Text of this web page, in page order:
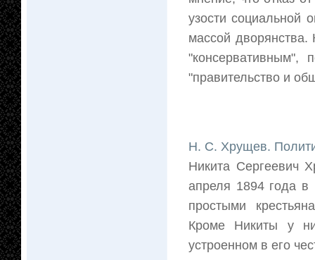
узости социальной
массой дворянства.
"консервативным",
"правительство и
Н. С. Хрущев.
Никита Сергеевич
апреля 1894 года в
простыми
Кроме Никиты у
устроенном в его